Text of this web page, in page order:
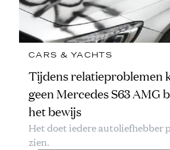
CARS & YACHTS
Tijdens relatieproblemen
geen Mercedes S63 AMG
het bewijs
Het doet iedere autoliefhebber
zien.